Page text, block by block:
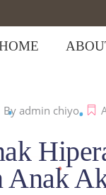
tagged "Anak
By admin chiyo
Anak